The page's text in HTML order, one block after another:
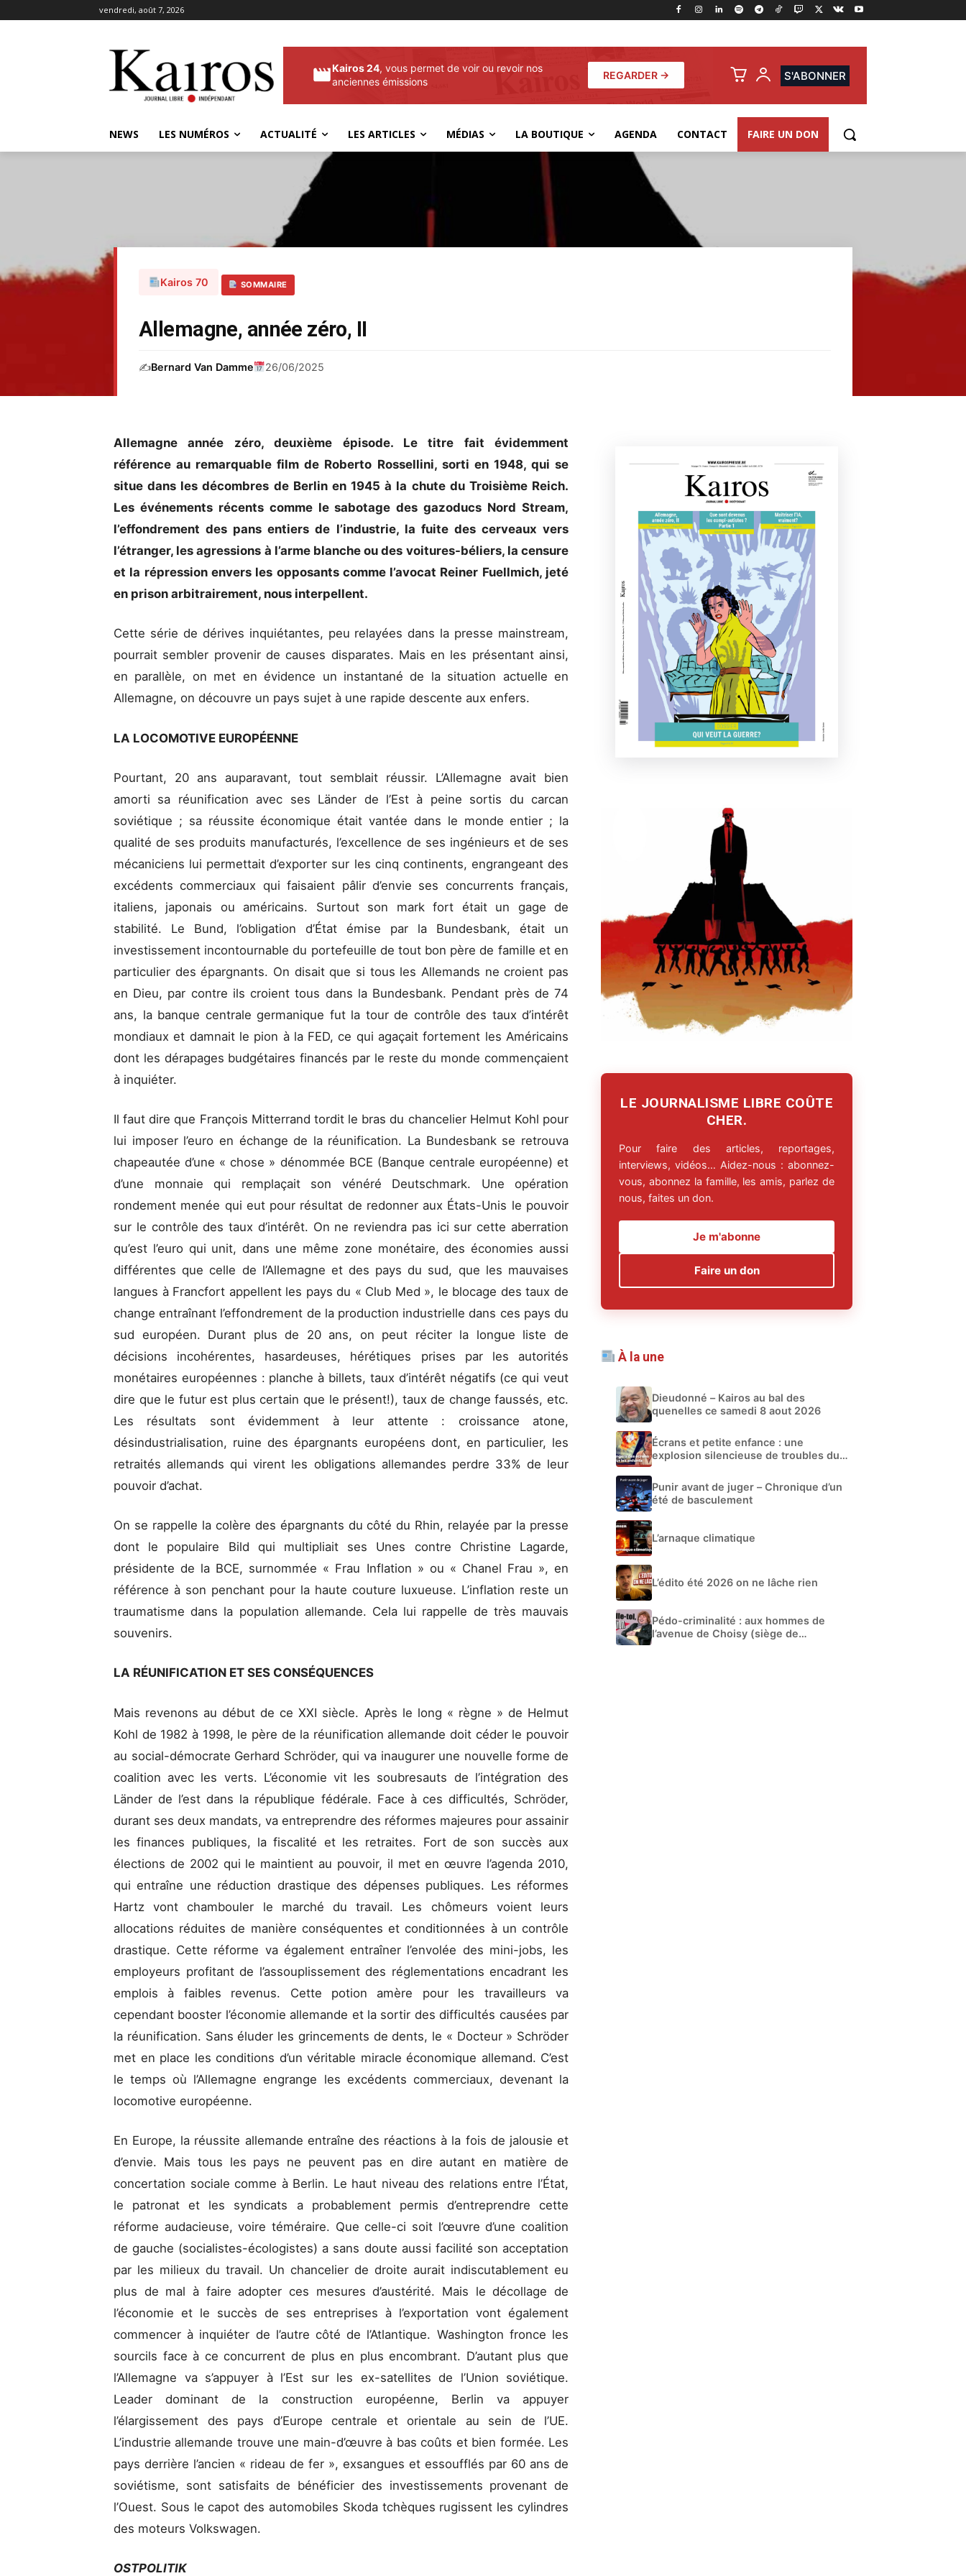
vendredi, août 7, 2026
Kairos 24, vous permet de voir ou revoir nos
anciennes émissions
REGARDER → S'ABONNER
NEWS LES NUMÉROS ACTUALITÉ LES ARTICLES MÉDIAS LA BOUTIQUE AGENDA CONTACT FAIRE UN DON
Kairos 70 SOMMAIRE
Allemagne, année zéro, II
✍️Bernard Van Damme 26/06/2025
Allemagne année zéro, deuxième épisode. Le titre fait évidemment
référence au remarquable film de Roberto Rossellini, sorti en 1948, qui se
situe dans les décombres de Berlin en 1945 à la chute du Troisième Reich.
Les événements récents comme le sabotage des gazoducs Nord Stream,
l’effondrement des pans entiers de l’industrie, la fuite des cerveaux vers
l’étranger, les agressions à l’arme blanche ou des voitures-béliers, la censure
et la répression envers les opposants comme l’avocat Reiner Fuellmich, jeté
en prison arbitrairement, nous interpellent.
Cette série de dérives inquiétantes, peu relayées dans la presse mainstream,
pourrait sembler provenir de causes disparates. Mais en les présentant ainsi,
en parallèle, on met en évidence un instantané de la situation actuelle en
Allemagne, on découvre un pays sujet à une rapide descente aux enfers.
LA LOCOMOTIVE EUROPÉENNE
Pourtant, 20 ans auparavant, tout semblait réussir. L’Allemagne avait bien
amorti sa réunification avec ses Länder de l’Est à peine sortis du carcan
soviétique ; sa réussite économique était vantée dans le monde entier ; la
qualité de ses produits manufacturés, l’excellence de ses ingénieurs et de ses
mécaniciens lui permettait d’exporter sur les cinq continents, engrangeant des
excédents commerciaux qui faisaient pâlir d’envie ses concurrents français,
italiens, japonais ou américains. Surtout son mark fort était un gage de
stabilité. Le Bund, l’obligation d’État émise par la Bundesbank, était un
investissement incontournable du portefeuille de tout bon père de famille et en
particulier des épargnants. On disait que si tous les Allemands ne croient pas
en Dieu, par contre ils croient tous dans la Bundesbank. Pendant près de 74
ans, la banque centrale germanique fut la tour de contrôle des taux d’intérêt
mondiaux et damnait le pion à la FED, ce qui agaçait fortement les Américains
dont les dérapages budgétaires financés par le reste du monde commençaient
à inquiéter.
Il faut dire que François Mitterrand tordit le bras du chancelier Helmut Kohl pour
lui imposer l’euro en échange de la réunification. La Bundesbank se retrouva
chapeautée d’une « chose » dénommée BCE (Banque centrale européenne) et
d’une monnaie qui remplaçait son vénéré Deutschmark. Une opération
rondement menée qui eut pour résultat de redonner aux États-Unis le pouvoir
sur le contrôle des taux d’intérêt. On ne reviendra pas ici sur cette aberration
qu’est l’euro qui unit, dans une même zone monétaire, des économies aussi
différentes que celle de l’Allemagne et des pays du sud, que les mauvaises
langues à Francfort appellent les pays du « Club Med », le blocage des taux de
change entraînant l’effondrement de la production industrielle dans ces pays du
sud européen. Durant plus de 20 ans, on peut réciter la longue liste de
décisions incohérentes, hasardeuses, hérétiques prises par les autorités
monétaires européennes : planche à billets, taux d’intérêt négatifs (ce qui veut
dire que le futur est plus certain que le présent!), taux de change faussés, etc.
Les résultats sont évidemment à leur attente : croissance atone,
désindustrialisation, ruine des épargnants européens dont, en particulier, les
retraités allemands qui virent les obligations allemandes perdre 33% de leur
pouvoir d’achat.
On se rappelle la colère des épargnants du côté du Rhin, relayée par la presse
dont le populaire Bild qui multipliait ses Unes contre Christine Lagarde,
présidente de la BCE, surnommée « Frau Inflation » ou « Chanel Frau », en
référence à son penchant pour la haute couture luxueuse. L’inflation reste un
traumatisme dans la population allemande. Cela lui rappelle de très mauvais
souvenirs.
LA RÉUNIFICATION ET SES CONSÉQUENCES
Mais revenons au début de ce XXI siècle. Après le long « règne » de Helmut
Kohl de 1982 à 1998, le père de la réunification allemande doit céder le pouvoir
au social-démocrate Gerhard Schröder, qui va inaugurer une nouvelle forme de
coalition avec les verts. L’économie vit les soubresauts de l’intégration des
Länder de l’est dans la république fédérale. Face à ces difficultés, Schröder,
durant ses deux mandats, va entreprendre des réformes majeures pour assainir
les finances publiques, la fiscalité et les retraites. Fort de son succès aux
élections de 2002 qui le maintient au pouvoir, il met en œuvre l’agenda 2010,
qui entraîne une réduction drastique des dépenses publiques. Les réformes
Hartz vont chambouler le marché du travail. Les chômeurs voient leurs
allocations réduites de manière conséquentes et conditionnées à un contrôle
drastique. Cette réforme va également entraîner l’envolée des mini-jobs, les
employeurs profitant de l’assouplissement des réglementations encadrant les
emplois à faibles revenus. Cette potion amère pour les travailleurs va
cependant booster l’économie allemande et la sortir des difficultés causées par
la réunification. Sans éluder les grincements de dents, le « Docteur » Schröder
met en place les conditions d’un véritable miracle économique allemand. C’est
le temps où l’Allemagne engrange les excédents commerciaux, devenant la
locomotive européenne.
En Europe, la réussite allemande entraîne des réactions à la fois de jalousie et
d’envie. Mais tous les pays ne peuvent pas en dire autant en matière de
concertation sociale comme à Berlin. Le haut niveau des relations entre l’État,
le patronat et les syndicats a probablement permis d’entreprendre cette
réforme audacieuse, voire téméraire. Que celle-ci soit l’œuvre d’une coalition
de gauche (socialistes-écologistes) a sans doute aussi facilité son acceptation
par les milieux du travail. Un chancelier de droite aurait indiscutablement eu
plus de mal à faire adopter ces mesures d’austérité. Mais le décollage de
l’économie et le succès de ses entreprises à l’exportation vont également
commencer à inquiéter de l’autre côté de l’Atlantique. Washington fronce les
sourcils face à ce concurrent de plus en plus encombrant. D’autant plus que
l’Allemagne va s’appuyer à l’Est sur les ex-satellites de l’Union soviétique.
Leader dominant de la construction européenne, Berlin va appuyer
l’élargissement des pays d’Europe centrale et orientale au sein de l’UE.
L’industrie allemande trouve une main-d’œuvre à bas coûts et bien formée. Les
pays derrière l’ancien « rideau de fer », exsangues et essoufflés par 60 ans de
soviétisme, sont satisfaits de bénéficier des investissements provenant de
l’Ouest. Sous le capot des automobiles Skoda tchèques rugissent les cylindres
des moteurs Volkswagen.
OSTPOLITIK
LE JOURNALISME LIBRE COÛTE
CHER.
Pour faire des articles, reportages,
interviews, vidéos… Aidez-nous : abonnez-
vous, abonnez la famille, les amis, parlez de
nous, faites un don.
Je m'abonne
Faire un don
À la une
Dieudonné – Kairos au bal des
quenelles ce samedi 8 aout 2026
Écrans et petite enfance : une
explosion silencieuse de troubles du
Punir avant de juger – Chronique d’un
été de basculement
L’arnaque climatique
L’édito été 2026 on ne lâche rien
Pédo-criminalité : aux hommes de
l’avenue de Choisy (siège de